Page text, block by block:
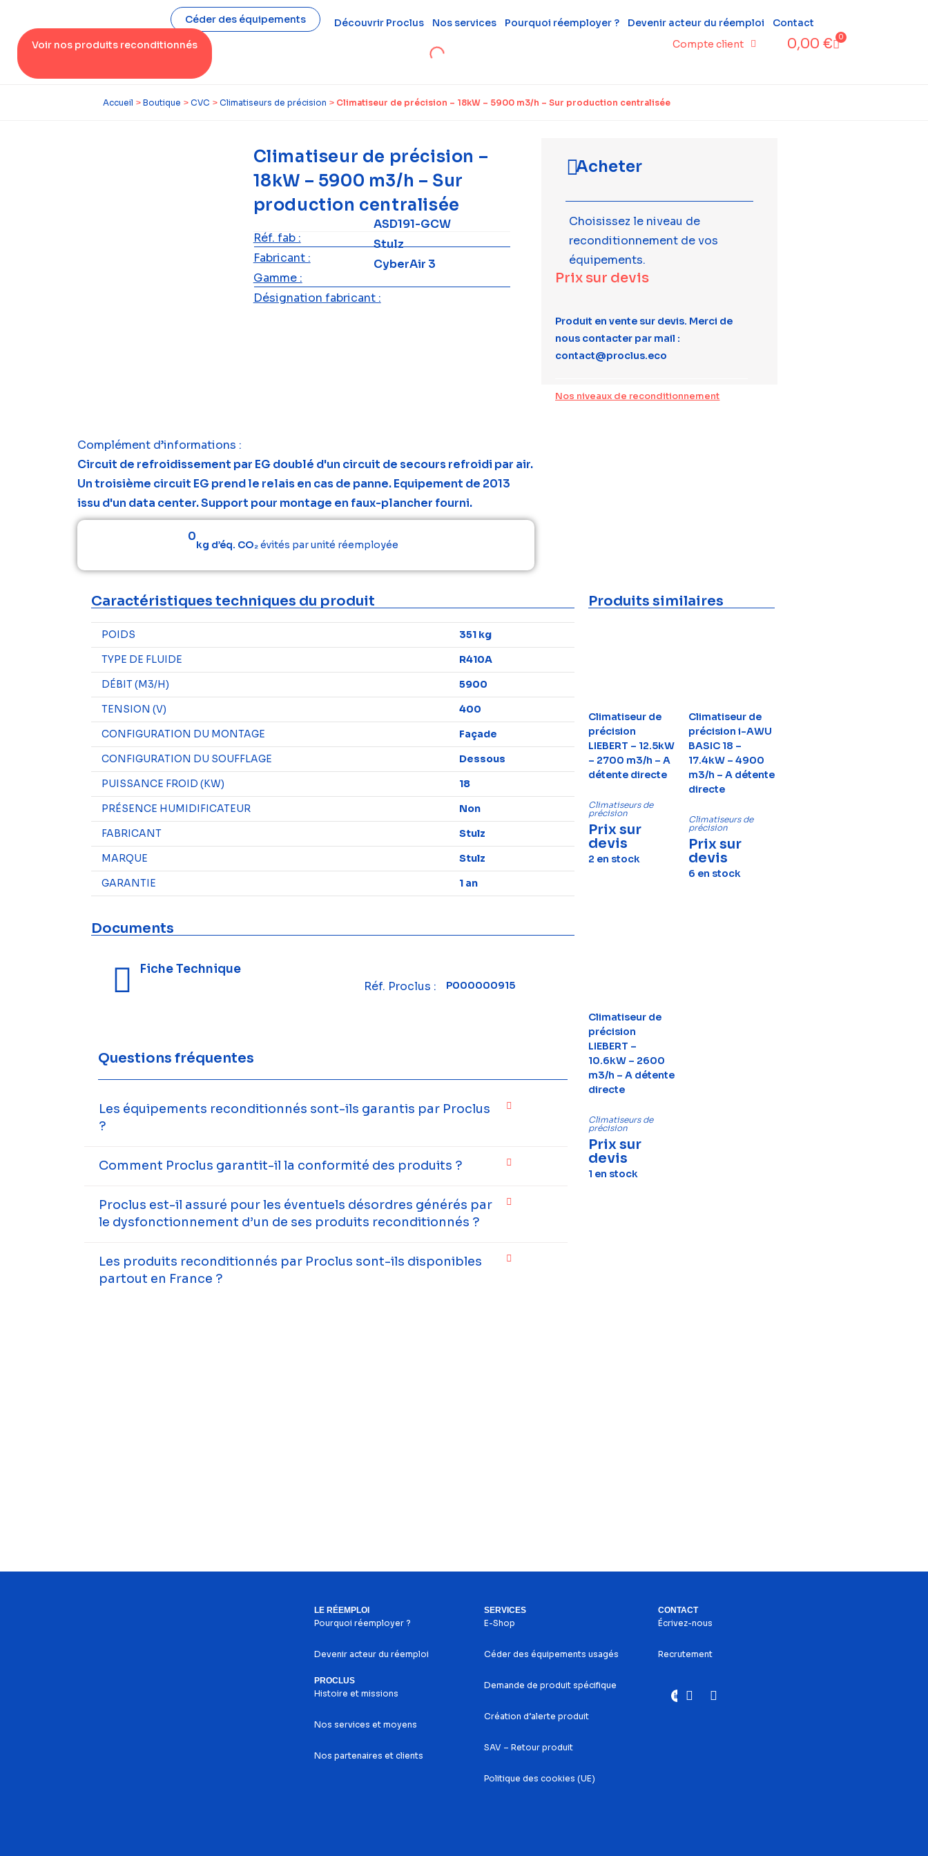
Céder des équipements Découvrir Proclus Nos services Pourquoi réemployer ? Devenir acteur du réemploi
Contact
Voir nos produits reconditionnés
Compte client 0,00 € 0
Accueil > Boutique > CVC > Climatiseurs de précision > Climatiseur de précision – 18kW – 5900 m3/h – Sur production centralisée
Climatiseur de précision –
18kW – 5900 m3/h – Sur
production centralisée
Réf. fab :
ASD191-GCW
Fabricant :
Stulz
Gamme :
CyberAir 3
Désignation fabricant :
Complément d’informations :
Circuit de refroidissement par EG doublé d'un circuit de secours refroidi par air.
Un troisième circuit EG prend le relais en cas de panne. Equipement de 2013
issu d'un data center. Support pour montage en faux-plancher fourni.
0
kg d’éq. CO₂évités par unité réemployée
Acheter
Choisissez le niveau de
reconditionnement de vos
équipements.
Prix sur devis
Produit en vente sur devis. Merci de
nous contacter par mail :
contact@proclus.eco
Nos niveaux de reconditionnement
Caractéristiques techniques du produit
POIDS
351 kg
TYPE DE FLUIDE
R410A
DÉBIT (M3/H)
5900
TENSION (V)
400
CONFIGURATION DU MONTAGE
Façade
CONFIGURATION DU SOUFFLAGE
Dessous
PUISSANCE FROID (KW)
18
PRÉSENCE HUMIDIFICATEUR
Non
FABRICANT
Stulz
MARQUE
Stulz
GARANTIE
1 an
Documents
Fiche Technique
Réf. Proclus :
P000000915
Questions fréquentes
Les équipements reconditionnés sont-ils garantis par Proclus
?
Comment Proclus garantit-il la conformité des produits ?
Proclus est-il assuré pour les éventuels désordres générés par
le dysfonctionnement d’un de ses produits reconditionnés ?
Les produits reconditionnés par Proclus sont-ils disponibles
partout en France ?
Produits similaires
Climatiseur de
précision
LIEBERT – 12.5kW
– 2700 m3/h – A
détente directe
Climatiseurs de
précision
Prix sur
devis
2 en stock
Climatiseur de
précision i-AWU
BASIC 18 –
17.4kW – 4900
m3/h – A détente
directe
Climatiseurs de
précision
Prix sur
devis
6 en stock
Climatiseur de
précision
LIEBERT –
10.6kW – 2600
m3/h – A détente
directe
Climatiseurs de
précision
Prix sur
devis
1 en stock
LE RÉEMPLOI
Pourquoi réemployer ?
Devenir acteur du réemploi
PROCLUS
Histoire et missions
Nos services et moyens
Nos partenaires et clients
SERVICES
E-Shop
Céder des équipements usagés
Demande de produit spécifique
Création d’alerte produit
SAV – Retour produit
Politique des cookies (UE)
CONTACT
Écrivez-nous
Recrutement